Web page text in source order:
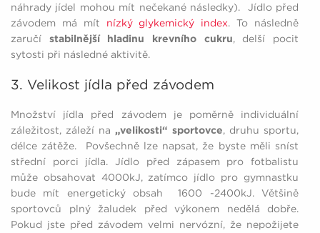
náhrady jídel mohou mít nečekané následky). Jídlo před
závodem má mít nízký glykemický index. To následně
zaručí stabilnější hladinu krevního cukru, delší pocit
sytosti při následné aktivitě.
3. Velikost jídla před závodem
Množství jídla před závodem je poměrně individuální
záležitost, záleží na „velikosti“ sportovce, druhu sportu,
délce zátěže. Povšechně lze napsat, že byste měli sníst
střední porci jídla. Jídlo před zápasem pro fotbalistu
může obsahovat 4000kJ, zatímco jídlo pro gymnastku
bude mít energetický obsah 1600 -2400kJ. Většině
sportovců plný žaludek před výkonem nedělá dobře.
Pokud jste před závodem velmi nervózní, že nepožijete